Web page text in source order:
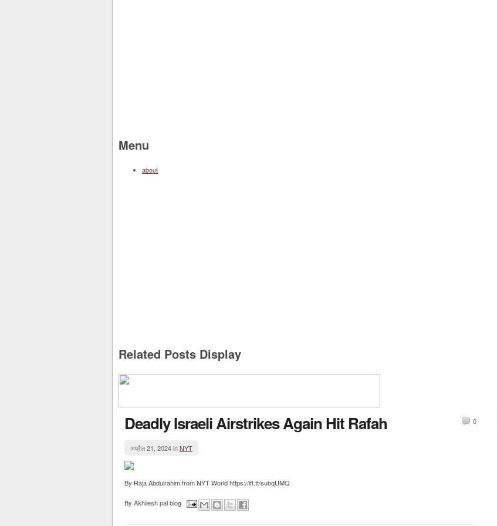
Menu
about
Related Posts Display
Deadly Israeli Airstrikes Again Hit Rafah 0
अप्रैल 21, 2024 inNYT
By Raja Abdulrahim from NYT World https://ift.tt/subqUMQ
By Akhilesh pal blog